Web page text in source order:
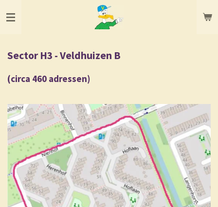
direct
hoofdinhoud
Sector H3 - Veldhuizen B
(circa 460 adressen)